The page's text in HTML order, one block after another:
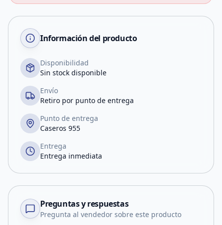
Información del producto
Disponibilidad
Sin stock disponible
Envío
Retiro por punto de entrega
Punto de entrega
Caseros 955
Entrega
Entrega inmediata
Preguntas y respuestas
Pregunta al vendedor sobre este producto